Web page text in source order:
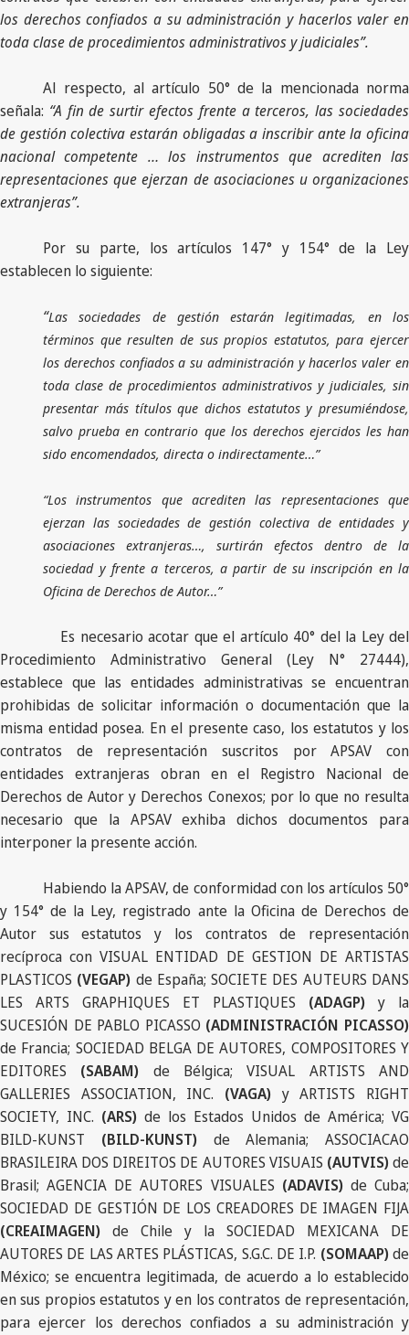
los derechos confiados a su administración y hacerlos valer en
toda clase de procedimientos administrativos y judiciales”.
Al respecto, al artículo 50° de la mencionada norma
señala: “A fin de surtir efectos frente a terceros, las sociedades
de gestión colectiva estarán obligadas a inscribir ante la oficina
nacional competente … los instrumentos que acrediten las
representaciones que ejerzan de asociaciones u organizaciones
extranjeras”.
Por su parte, los artículos 147° y 154° de la Ley
establecen lo siguiente:
“Las sociedades de gestión estarán legitimadas, en los
términos que resulten de sus propios estatutos, para ejercer
los derechos confiados a su administración y hacerlos valer en
toda clase de procedimientos administrativos y judiciales, sin
presentar más títulos que dichos estatutos y presumiéndose,
salvo prueba en contrario que los derechos ejercidos les han
sido encomendados, directa o indirectamente…”
“Los instrumentos que acrediten las representaciones que
ejerzan las sociedades de gestión colectiva de entidades y
asociaciones extranjeras…, surtirán efectos dentro de la
sociedad y frente a terceros, a partir de su inscripción en la
Oficina de Derechos de Autor…”
Es necesario acotar que el artículo 40° del la Ley del
Procedimiento Administrativo General (Ley N° 27444),
establece que las entidades administrativas se encuentran
prohibidas de solicitar información o documentación que la
misma entidad posea. En el presente caso, los estatutos y los
contratos de representación suscritos por APSAV con
entidades extranjeras obran en el Registro Nacional de
Derechos de Autor y Derechos Conexos; por lo que no resulta
necesario que la APSAV exhiba dichos documentos para
interponer la presente acción.
Habiendo la APSAV, de conformidad con los artículos 50°
y 154° de la Ley, registrado ante la Oficina de Derechos de
Autor sus estatutos y los contratos de representación
recíproca con VISUAL ENTIDAD DE GESTION DE ARTISTAS
PLASTICOS (VEGAP) de España; SOCIETE DES AUTEURS DANS
LES ARTS GRAPHIQUES ET PLASTIQUES (ADAGP) y la
SUCESIÓN DE PABLO PICASSO (ADMINISTRACIÓN PICASSO)
de Francia; SOCIEDAD BELGA DE AUTORES, COMPOSITORES Y
EDITORES (SABAM) de Bélgica; VISUAL ARTISTS AND
GALLERIES ASSOCIATION, INC. (VAGA) y ARTISTS RIGHT
SOCIETY, INC. (ARS) de los Estados Unidos de América; VG
BILD-KUNST (BILD-KUNST) de Alemania; ASSOCIACAO
BRASILEIRA DOS DIREITOS DE AUTORES VISUAIS (AUTVIS)de
Brasil; AGENCIA DE AUTORES VISUALES (ADAVIS) de Cuba;
SOCIEDAD DE GESTIÓN DE LOS CREADORES DE IMAGEN FIJA
(CREAIMAGEN) de Chile y la SOCIEDAD MEXICANA DE
AUTORES DE LAS ARTES PLÁSTICAS, S.G.C. DE I.P. (SOMAAP) de
México; se encuentra legitimada, de acuerdo a lo establecido
en sus propios estatutos y en los contratos de representación,
para ejercer los derechos confiados a su administración y